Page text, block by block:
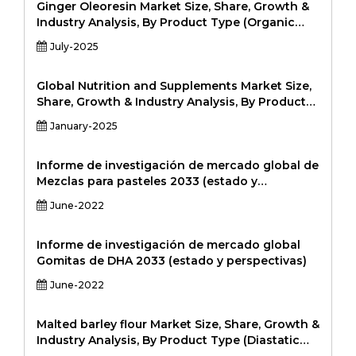
2031
tamaño de lata (menos de 250 ml, 250–500 ml,
más de 500 ml) y análisis regional, 2024-2031
Ginger Oleoresin Market Size, Share, Growth &
Industry Analysis, By Product Type (Organic
Ginger Oleoresin, Conventional Ginger
Oleoresin), By Application (Food & Beverages,
Nutraceuticals, Others), By Distribution Channel
(B2B (Direct Sales), B2C (Online Retail, Health
Stores, Supermarkets)), By End-User (Food
Processing Companies, Pharmaceutical
nutracéuticas) y análisis regional, 2024-2031
July-2025
Global Nutrition and Supplements Market Size,
Share, Growth & Industry Analysis, By Product
Type (Vitamins & Minerals, Proteins & Amino
Acids, Probiotics, Herbal Supplements, Weight
Supplements, Others), By Application (Health &
Wellness, Sports Nutrition, Weight Loss &
Management, Immunity Boosting, Digestive
Health, Bone & Joint Health, Others), By
Supermarkets/Hypermarkets, Pharmacies,
Tiendas de salud y bienestar, ventas directas,
otros) y análisis regional, 2024-2031
January-2025
Informe de investigación de mercado global de
Mezclas para pasteles 2033 (estado y
perspectivas)
June-2022
Informe de investigación de mercado global
Gomitas de DHA 2033 (estado y perspectivas)
June-2022
Malted barley flour Market Size, Share, Growth &
Industry Analysis, By Product Type (Diastatic